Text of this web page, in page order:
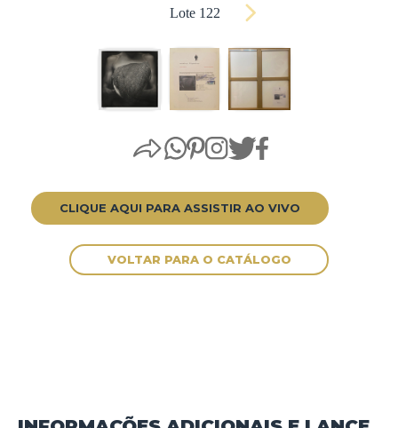
Lote 122
CLIQUE AQUI PARA ASSISTIR AO VIVO